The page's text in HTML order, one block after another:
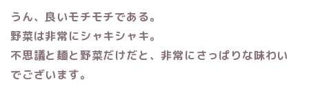
うん、良いモチモチである。
野菜は非常にシャキシャキ。
不思議と麺と野菜だけだと、非常にさっぱりな味わい
でございます。